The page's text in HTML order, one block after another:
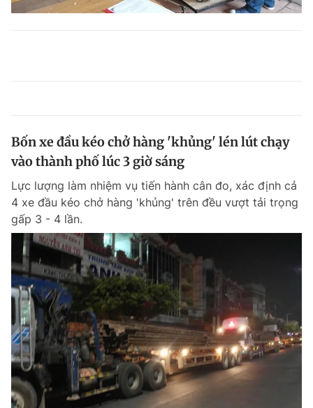
Bốn xe đầu kéo chở hàng 'khủng' lén lút chạy
vào thành phố lúc 3 giờ sáng
Lực lượng làm nhiệm vụ tiến hành cân đo, xác định cả
4 xe đầu kéo chở hàng 'khủng' trên đều vượt tải trọng
gấp 3 - 4 lần.